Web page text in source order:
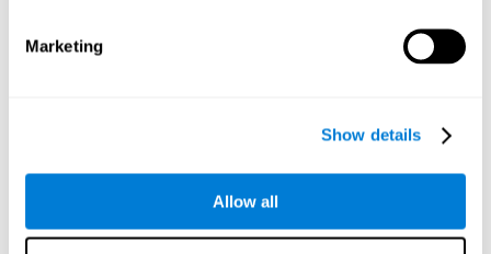
Marketing
Show details
Allow all
Conesa, P. J., & Duñabeitia, J. A. (2021). Effects of computer-based
training on children’s executive functions and academic